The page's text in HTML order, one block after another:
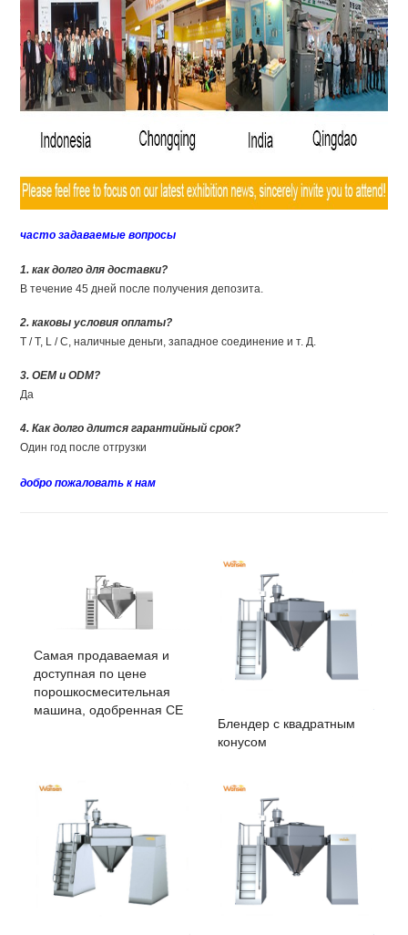
часто задаваемые вопросы
1. как долго для доставки?
В течение 45 дней после получения депозита.
2. каковы условия оплаты?
T / T, L / C, наличные деньги, западное соединение и т. Д.
3. OEM и ODM?
Да
4. Как долго длитсягарантийный срок?
Один год после отгрузки
добро пожаловать к нам
Самая продаваемая и
доступная по цене
порошкосмесительная
машина, одобренная CE
Блендер с квадратным
конусом